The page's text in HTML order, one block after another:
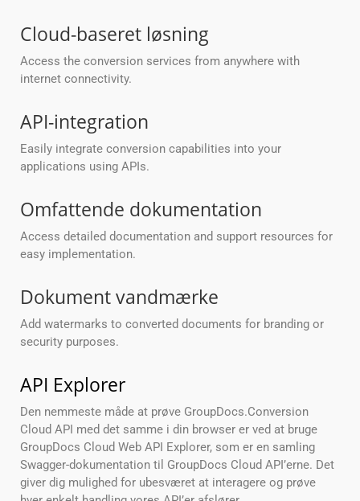
Cloud-baseret løsning
Access the conversion services from anywhere with
internet connectivity.
API-integration
Easily integrate conversion capabilities into your
applications using APIs.
Omfattende dokumentation
Access detailed documentation and support resources for
easy implementation.
Dokument vandmærke
Add watermarks to converted documents for branding or
security purposes.
API Explorer
Den nemmeste måde at prøve GroupDocs.Conversion
Cloud API med det samme i din browser er ved at bruge
GroupDocs Cloud Web API Explorer, som er en samling
Swagger-dokumentation til GroupDocs Cloud API’erne. Det
giver dig mulighed for ubesværet at interagere og prøve